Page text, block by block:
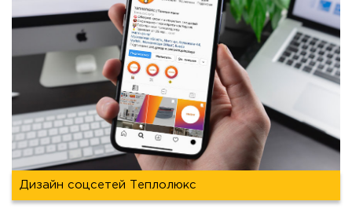
Дизайн соцсетей Теплолюкс